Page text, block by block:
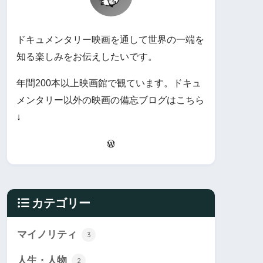
ドキュメンタリー映画を通して世界の一端を
知る楽しみをお伝えしたいです。
年間200本以上映画館で観ています。ドキュ
メンタリー以外の映画の備忘ブログはこちら
↓
カテゴリー
マイノリティ 3
人生・人物 2